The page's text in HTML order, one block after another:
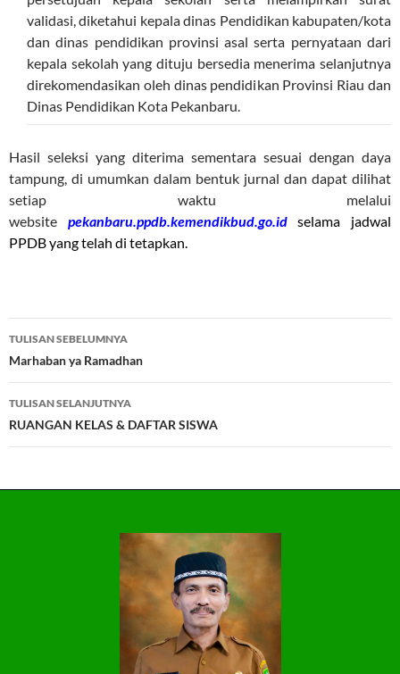
validasi, diketahui kepala dinas Pendidikan kabupaten/kota
dan dinas pendidikan provinsi asal serta pernyataan dari
kepala sekolah yang dituju bersedia menerima selanjutnya
direkomendasikan oleh dinas pendidikan Provinsi Riau dan
Dinas Pendidikan Kota Pekanbaru.
Hasil seleksi yang diterima sementara sesuai dengan daya
tampung, di umumkan dalam bentuk jurnal dan dapat dilihat
setiap waktu melalui
website pekanbaru.ppdb.kemendikbud.go.idselama jadwal
PPDB yang telah di tetapkan.
Navigasi
Tulisan
TULISAN SEBELUMNYA
Marhaban ya Ramadhan
TULISAN SELANJUTNYA
RUANGAN KELAS & DAFTAR SISWA